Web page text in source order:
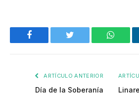
Facebook Twitter
ARTÍCULO ANTERIOR
Día de la Soberanía